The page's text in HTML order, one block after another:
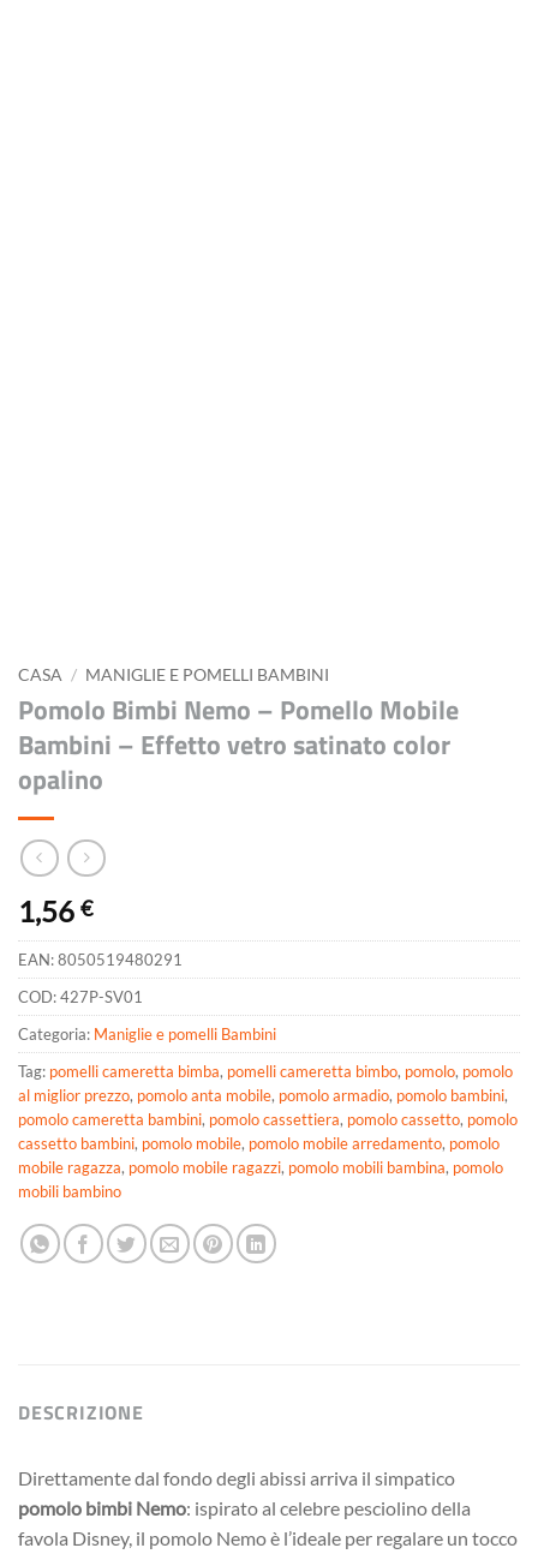
CASA / MANIGLIE E POMELLI BAMBINI
Pomolo Bimbi Nemo – Pomello Mobile
Bambini – Effetto vetro satinato color
opalino
1,56 €
EAN:8050519480291
COD:427P-SV01
Categoria: Maniglie e pomelli Bambini
Tag: pomelli cameretta bimba, pomelli cameretta bimbo, pomolo, pomolo
al miglior prezzo, pomolo anta mobile, pomolo armadio, pomolo bambini,
pomolo cameretta bambini, pomolo cassettiera, pomolo cassetto, pomolo
cassetto bambini, pomolo mobile, pomolo mobile arredamento, pomolo
mobile ragazza, pomolo mobile ragazzi, pomolo mobili bambina, pomolo
mobili bambino
DESCRIZIONE
Direttamente dal fondo degli abissi arriva il simpatico
pomolo bimbi Nemo: ispirato al celebre pesciolino della
favola Disney, il pomolo Nemo è l’ideale per regalare un tocco